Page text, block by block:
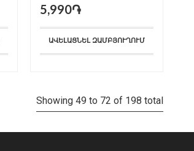
5,990֏
ԱՎԵԼԱՑՆԵԼ ԶԱՄԲՅՈՒՂՈՒՄ
Showing 49 to 72 of 198 total